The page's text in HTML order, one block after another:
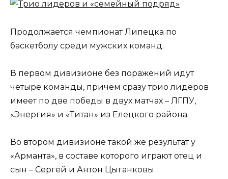
Продолжается чемпионат Липецка по
баскетболу среди мужских команд.
В первом дивизионе без поражений идут
четыре команды, причём сразу трио лидеров
имеет по две победы в двух матчах – ЛГПУ,
«Энергия» и «Титан» из Елецкого района.
Во втором дивизионе такой же результат у
«Арманта», в составе которого играют отец и
сын – Сергей и Антон Цыганковы.